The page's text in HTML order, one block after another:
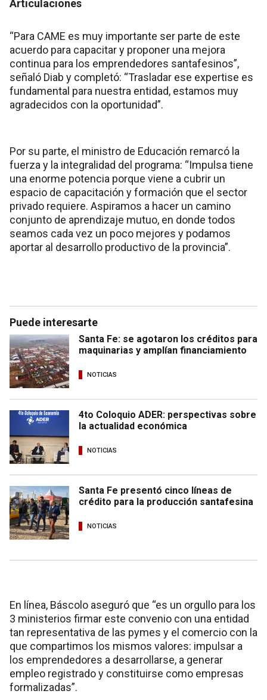
Articulaciones
“Para CAME es muy importante ser parte de este
acuerdo para capacitar y proponer una mejora
continua para los emprendedores santafesinos”,
señaló Diab y completó: “Trasladar ese expertise es
fundamental para nuestra entidad, estamos muy
agradecidos con la oportunidad”.
Por su parte, el ministro de Educación remarcó la
fuerza y la integralidad del programa: “Impulsa tiene
una enorme potencia porque viene a cubrir un
espacio de capacitación y formación que el sector
privado requiere. Aspiramos a hacer un camino
conjunto de aprendizaje mutuo, en donde todos
seamos cada vez un poco mejores y podamos
aportar al desarrollo productivo de la provincia”.
Puede interesarte
Santa Fe: se agotaron los créditos para
maquinarias y amplían financiamiento
NOTICIAS
4to Coloquio ADER: perspectivas sobre
la actualidad económica
NOTICIAS
Santa Fe presentó cinco líneas de
crédito para la producción santafesina
NOTICIAS
En línea, Báscolo aseguró que “es un orgullo para los
3 ministerios firmar este convenio con una entidad
tan representativa de las pymes y el comercio con la
que compartimos los mismos valores: impulsar a
los emprendedores a desarrollarse, a generar
empleo registrado y constituirse como empresas
formalizadas”.